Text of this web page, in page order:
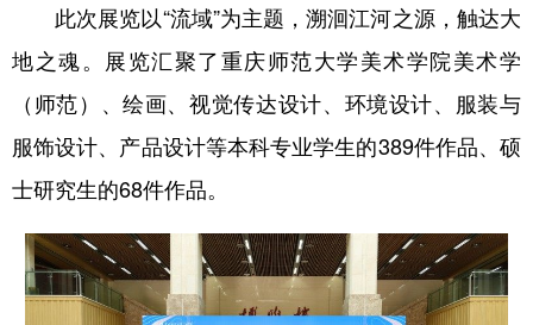
此次展览以“流域”为主题，溯洄江河之源，触达大
地之魂。展览汇聚了重庆师范大学美术学院美术学
（师范）、绘画、视觉传达设计、环境设计、服装与
服饰设计、产品设计等本科专业学生的389件作品、硕
士研究生的68件作品。